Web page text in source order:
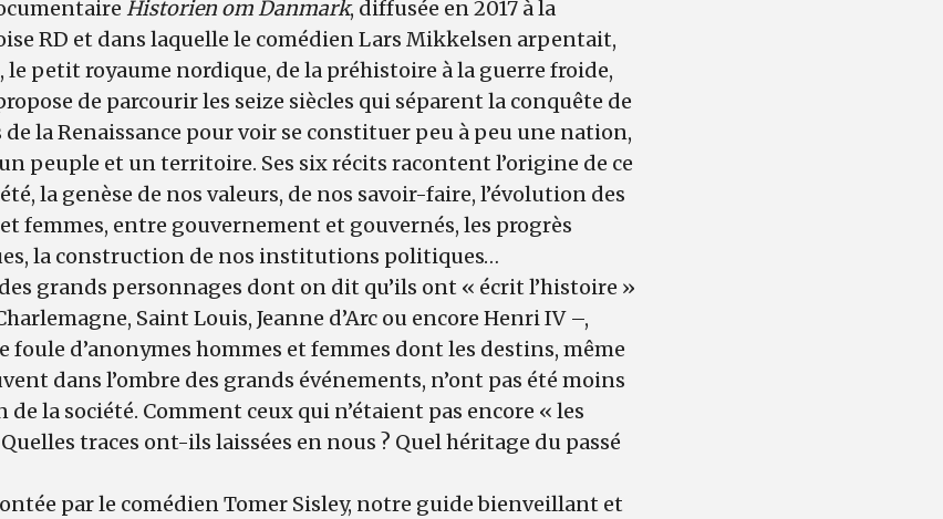
Historien om Danmark, diffusée en 2017 à la
RD et dans laquelle le comédien Lars Mikkelsen arpentait,
le petit royaume nordique, de la préhistoire à la guerre froide,
de parcourir les seize siècles qui séparent la conquête de
de la Renaissance pour voir se constituer peu à peu une nation,
peuple et un territoire. Ses six récits racontent l’origine de ce
la genèse de nos valeurs, de nos savoir-faire, l’évolution des
femmes, entre gouvernement et gouvernés, les progrès
la construction de nos institutions politiques…
grands personnages dont on dit qu’ils ont « écrit l’histoire »
Saint Louis, Jeanne d’Arc ou encore Henri IV –,
foule d’anonymes hommes et femmes dont les destins, même
dans l’ombre des grands événements, n’ont pas été moins
la société. Comment ceux qui n’étaient pas encore « les
traces ont-ils laissées en nous ? Quel héritage du passé
par le comédien Tomer Sisley, notre guide bienveillant et